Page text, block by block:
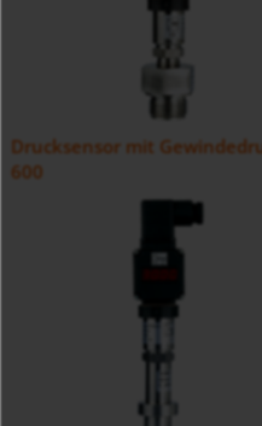
Drucksensor mit
600